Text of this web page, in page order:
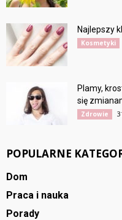
Najlepszy
Kosmetyki
Plamy,
się
Zdrowie
POPULARNE
Dom
Praca i nauka
Porady